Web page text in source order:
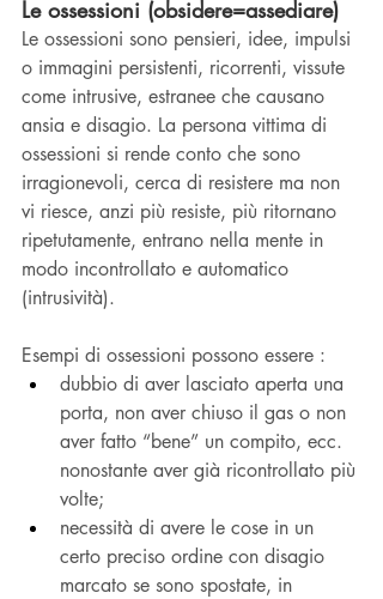
Le ossessioni (obsidere=assediare)
Le ossessioni sono pensieri, idee, impulsi
o immagini persistenti, ricorrenti, vissute
come intrusive, estranee che causano
ansia e disagio. La persona vittima di
ossessioni si rende conto che sono
irragionevoli, cerca di resistere ma non
vi riesce, anzi più resiste, più ritornano
ripetutamente, entrano nella mente in
modo incontrollato e automatico
(intrusività).
Esempi di ossessioni possono essere :
dubbio di aver lasciato aperta una
porta, non aver chiuso il gas o non
aver fatto “bene” un compito, ecc.
nonostante aver già ricontrollato più
volte;
necessità di avere le cose in un
certo preciso ordine con disagio
marcato se sono spostate, in